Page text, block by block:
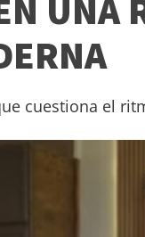
UNA
cuestiona el